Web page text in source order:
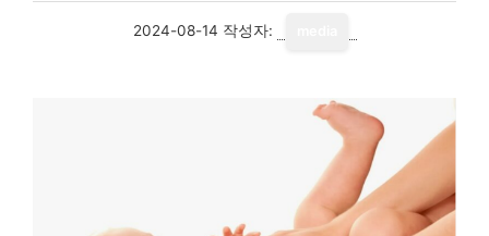
2024-08-14 작성자: